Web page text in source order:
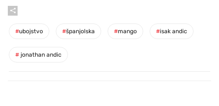
#ubojstvo #španjolska #mango #isak andic
# jonathan andic